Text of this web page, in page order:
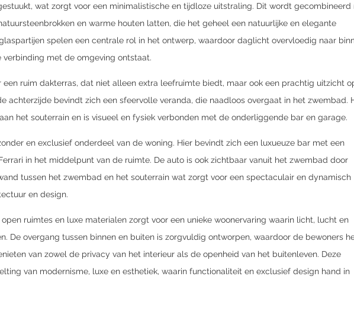
wat zorgt voor een minimalistische en tijdloze uitstraling. Dit wordt gecombineerd
en warme houten latten, die het geheel een natuurlijke en elegante
spelen een centrale rol in het ontwerp, waardoor daglicht overvloedig naar
verbinding met de omgeving ontstaat.
een ruim dakterras, dat niet alleen extra leefruimte biedt, maar ook een prachtig uitzicht
achterzijde bevindt zich een sfeervolle veranda, die naadloos overgaat in het zwembad.
het souterrain en is visueel en fysiek verbonden met de onderliggende bar en garage.
en exclusief onderdeel van de woning. Hier bevindt zich een luxueuze bar met een
in het middelpunt van de ruimte. De auto is ook zichtbaar vanuit het zwembad door
tussen het zwembad en het souterrain wat zorgt voor een spectaculair en dynamisch
en design.
ruimtes en luxe materialen zorgt voor een unieke woonervaring waarin licht, lucht en
De overgang tussen binnen en buiten is zorgvuldig ontworpen, waardoor de bewoners
van zowel de privacy van het interieur als de openheid van het buitenleven. Deze
van modernisme, luxe en esthetiek, waarin functionaliteit en exclusief design hand in